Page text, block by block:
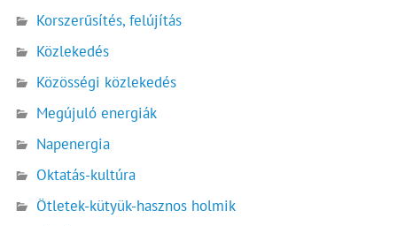
Korszerűsítés, felújítás
Közlekedés
Közösségi közlekedés
Megújuló energiák
Napenergia
Oktatás-kultúra
Ötletek-kütyük-hasznos holmik